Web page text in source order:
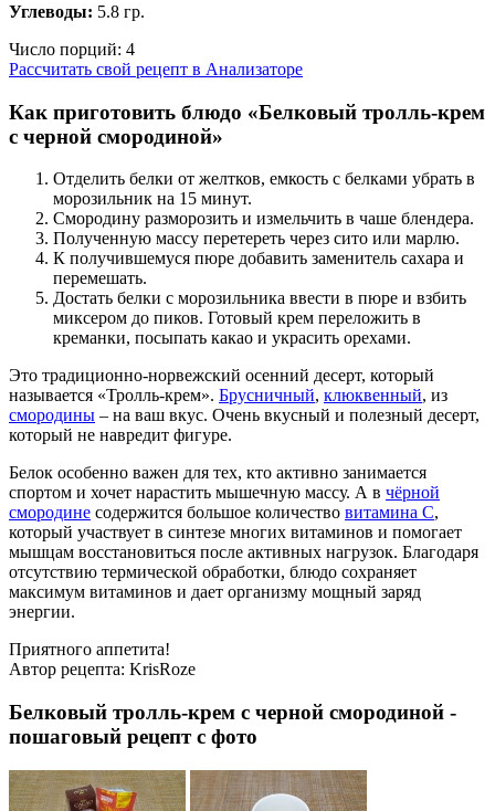
Углеводы: 5.8 гр.
Число порций: 4
Рассчитать свой рецепт в Анализаторе
Как приготовить блюдо «Белковый тролль-крем
с черной смородиной»
Отделить белки от желтков, емкость с белками убрать в
морозильник на 15 минут.
Смородину разморозить и измельчить в чаше блендера.
Полученную массу перетереть через сито или марлю.
К получившемуся пюре добавить заменитель сахара и
перемешать.
Достать белки с морозильника ввести в пюре и взбить
миксером до пиков. Готовый крем переложить в
креманки, посыпать какао и украсить орехами.
Это традиционно-норвежский осенний десерт, который
называется «Тролль-крем». Брусничный, клюквенный, из
смородины – на ваш вкус. Очень вкусный и полезный десерт,
который не навредит фигуре.
Белок особенно важен для тех, кто активно занимается
спортом и хочет нарастить мышечную массу. А в чёрной
смородине содержится большое количество витамина С,
который участвует в синтезе многих витаминов и помогает
мышцам восстановиться после активных нагрузок. Благодаря
отсутствию термической обработки, блюдо сохраняет
максимум витаминов и дает организму мощный заряд
энергии.
Приятного аппетита!
Автор рецепта: KrisRoze
Белковый тролль-крем с черной смородиной -
пошаговый рецепт с фото